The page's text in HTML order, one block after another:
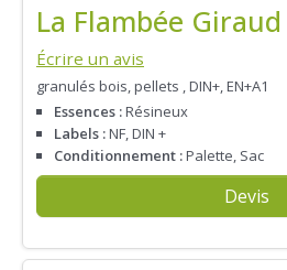
La Flambée Giraud
Écrire un avis
granulés bois, pellets , DIN+, EN+A1
Essences :Résineux
Labels :NF, DIN +
Conditionnement :Palette, Sac
Devis